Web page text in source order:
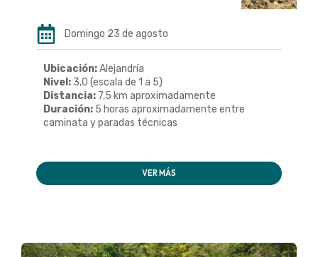
Domingo 23 de agosto
Ubicación:Alejandría
Nivel: 3,0 (escala de 1 a 5)
Distancia: 7,5 km aproximadamente
Duración: 5 horas aproximadamente entre
caminata y paradas técnicas
VER MÁS